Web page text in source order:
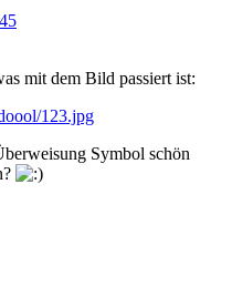
mit dem Bild passiert ist:
123.jpg
Symbol schön